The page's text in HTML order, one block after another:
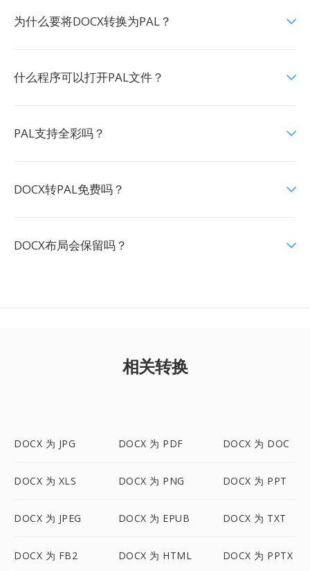
为什么要将DOCX转换为PAL？
什么程序可以打开PAL文件？
PAL支持全彩吗？
DOCX转PAL免费吗？
DOCX布局会保留吗？
相关转换
DOCX 为 JPG DOCX 为 PDF DOCX 为 DOC
DOCX 为 XLS DOCX 为 PNG DOCX 为 PPT
DOCX 为 JPEG DOCX 为 EPUB DOCX 为 TXT
DOCX 为 FB2 DOCX 为 HTML DOCX 为 PPTX